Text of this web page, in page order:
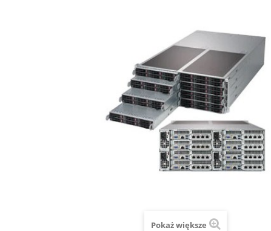
Pokaż większe